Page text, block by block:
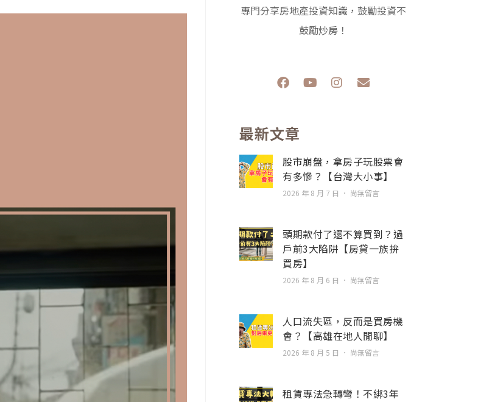
專門分享房地產投資知識，鼓勵投資不
鼓勵炒房！
F
a
b
o
o
k
Y
o
e
I
n
r
a
m
E
n
p
e
最新文章
股市崩盤，拿房子玩股票會
有多慘？【台灣大小事】
2026 年 8 月 7 日 尚無留言
頭期款付了還不算買到？過
戶前3大陷阱【房貸一族拚
買房】
2026 年 8 月 6 日 尚無留言
人口流失區，反而是買房機
會？【高雄在地人閒聊】
2026 年 8 月 5 日 尚無留言
租賃專法急轉彎！不綁3年